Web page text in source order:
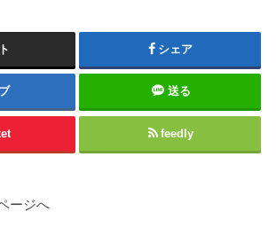
シェア
送る
feedly
ージへ